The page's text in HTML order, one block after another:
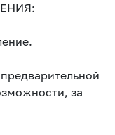
за